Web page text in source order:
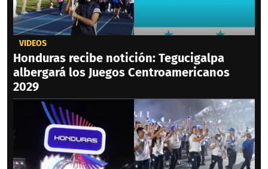
VIDEOS
Honduras recibe notición: Tegucigalpa
albergará los Juegos Centroamericanos
2029